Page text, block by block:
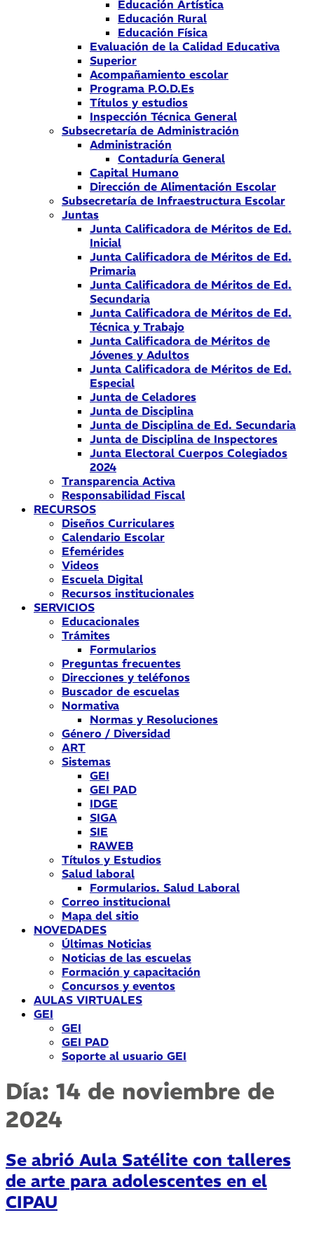
Educación Artística
Educación Rural
Educación Física
Evaluación de la Calidad Educativa
Superior
Acompañamiento escolar
Programa P.O.D.Es
Títulos y estudios
Inspección Técnica General
Subsecretaría de Administración
Administración
Contaduría General
Capital Humano
Dirección de Alimentación Escolar
Subsecretaría de Infraestructura Escolar
Juntas
Junta Calificadora de Méritos de Ed.
Inicial
Junta Calificadora de Méritos de Ed.
Primaria
Junta Calificadora de Méritos de Ed.
Secundaria
Junta Calificadora de Méritos de Ed.
Técnica y Trabajo
Junta Calificadora de Méritos de
Jóvenes y Adultos
Junta Calificadora de Méritos de Ed.
Especial
Junta de Celadores
Junta de Disciplina
Junta de Disciplina de Ed. Secundaria
Junta de Disciplina de Inspectores
Junta Electoral Cuerpos Colegiados
2024
Transparencia Activa
Responsabilidad Fiscal
RECURSOS
Diseños Curriculares
Calendario Escolar
Efemérides
Videos
Escuela Digital
Recursos institucionales
SERVICIOS
Educacionales
Trámites
Formularios
Preguntas frecuentes
Direcciones y teléfonos
Buscador de escuelas
Normativa
Normas y Resoluciones
Género / Diversidad
ART
Sistemas
GEI
GEI PAD
IDGE
SIGA
SIE
RAWEB
Títulos y Estudios
Salud laboral
Formularios. Salud Laboral
Correo institucional
Mapa del sitio
NOVEDADES
Últimas Noticias
Noticias de las escuelas
Formación y capacitación
Concursos y eventos
AULAS VIRTUALES
GEI
GEI
GEI PAD
Soporte al usuario GEI
Día: 14 de noviembre de
2024
Se abrió Aula Satélite con talleres
de arte para adolescentes en el
CIPAU